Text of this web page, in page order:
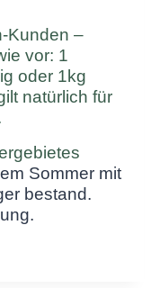
Kunden –
vor: 1
oder 1kg
natürlich für
Sommer mit
bestand.